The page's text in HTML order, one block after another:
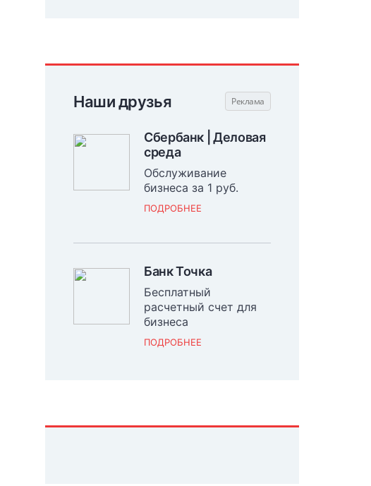
Наши друзья
Сбербанк | Деловая
среда
Обслуживание
бизнеса за 1 руб.
ПОДРОБНЕЕ
Банк Точка
Бесплатный
расчетный счет для
бизнеса
ПОДРОБНЕЕ